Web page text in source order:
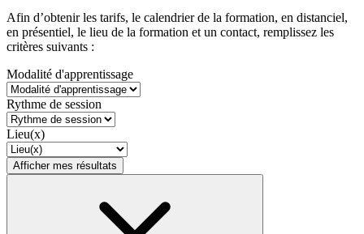
Afin d’obtenir les tarifs, le calendrier de la formation, en distanciel,
en présentiel, le lieu de la formation et un contact, remplissez les
critères suivants :
Modalité d'apprentissage
Rythme de session
Lieu(x)
Afficher mes résultats